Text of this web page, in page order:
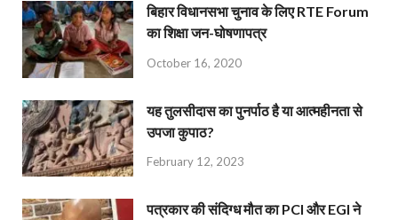
बिहार विधानसभा चुनाव के लिए RTE Forum
का शिक्षा जन-घोषणापत्र
October 16, 2020
यह तुलसीदास का पुनर्पाठ है या आत्महीनता से
उपजा कुपाठ?
February 12, 2023
पत्रकार की संदिग्ध मौत का PCI और EGI ने